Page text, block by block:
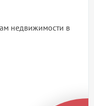
недвижимости в